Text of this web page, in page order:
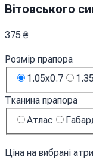
Вітовського
375 ₴
Розмір прапора
1.05x0.7
Тканина прапора
Атлас
Ціна на вибрані